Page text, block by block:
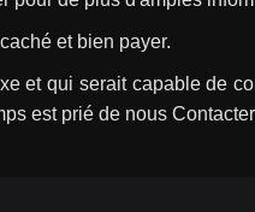
et bien payer.
et qui serait capable de
est prié de nous